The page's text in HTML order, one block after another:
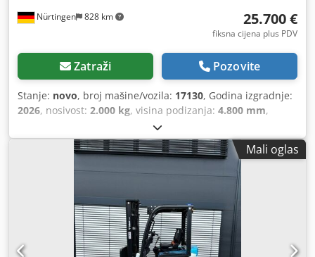
Nürtingen 828 km 25.700 €
fiksna cijena plus PDV
Zatraži Pozovite
Stanje: novo, broj mašine/vozila: 17130, Godina izgradnje:
2026, nosivost: 2.000 kg, visina podizanja: 4.800 mm,
1.484 mm
vrsta goriva:električni, vrsta jarbola:triplex, građevinska
2.215 mm, napon baterije:51,2 V, duljina vilica:
, dimenzija prednje gume:
200/50-10 non-
16x6-8 non marking
ukupna masa:3.790 kg,
Mali oglas